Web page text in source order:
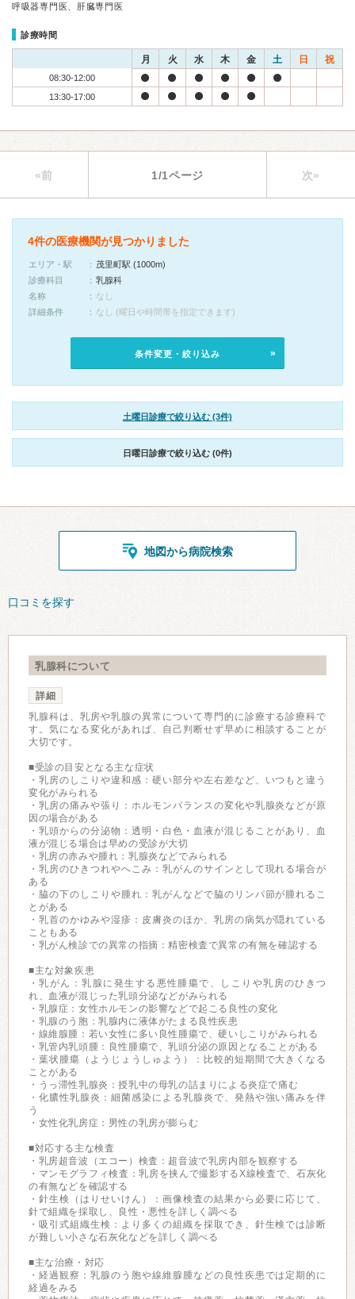
呼吸器専門医、肝臓専門医
診療時間
月 火 水 木 金 土 日 祝
08:30-12:00
13:30-17:00
«前 1/1ページ 次»
4件の医療機関が見つかりました
エリア・駅
茂里町駅 (1000m)
診療科目
乳腺科
名称
なし
詳細条件
なし (曜日や時間帯を指定できます)
条件変更・絞り込み
土曜日診療で絞り込む (3件)
日曜日診療で絞り込む (0件)
地図から病院検索
口コミを探す
乳腺科について
詳細
乳腺科は、乳房や乳腺の異常について専門的に診療する診療科で
す。気になる変化があれば、自己判断せず早めに相談することが
大切です。
■受診の目安となる主な症状
・乳房のしこりや違和感：硬い部分や左右差など、いつもと違う
変化がみられる
・乳房の痛みや張り：ホルモンバランスの変化や乳腺炎などが原
因の場合がある
・乳頭からの分泌物：透明・白色・血液が混じることがあり、血
液が混じる場合は早めの受診が大切
・乳房の赤みや腫れ：乳腺炎などでみられる
・乳房のひきつれやへこみ：乳がんのサインとして現れる場合が
ある
・脇の下のしこりや腫れ：乳がんなどで脇のリンパ節が腫れるこ
とがある
・乳首のかゆみや湿疹：皮膚炎のほか、乳房の病気が隠れている
こともある
・乳がん検診での異常の指摘：精密検査で異常の有無を確認する
■主な対象疾患
・乳がん：乳腺に発生する悪性腫瘍で、しこりや乳房のひきつ
れ、血液が混じった乳頭分泌などがみられる
・乳腺症：女性ホルモンの影響などで起こる良性の変化
・乳腺のう胞：乳腺内に液体がたまる良性疾患
・線維腺腫：若い女性に多い良性腫瘍で、硬いしこりがみられる
・乳管内乳頭腫：良性腫瘍で、乳頭分泌の原因となることがある
・葉状腫瘍（ようじょうしゅよう）：比較的短期間で大きくなる
ことがある
・うっ滞性乳腺炎：授乳中の母乳の詰まりによる炎症で痛む
・化膿性乳腺炎：細菌感染による乳腺炎で、発熱や強い痛みを伴
う
・女性化乳房症：男性の乳房が膨らむ
■対応する主な検査
・乳房超音波（エコー）検査：超音波で乳房内部を観察する
・マンモグラフィ検査：乳房を挟んで撮影するX線検査で、石灰化
の有無などを確認する
・針生検（はりせいけん）：画像検査の結果から必要に応じて、
針で組織を採取し、良性・悪性を詳しく調べる
・吸引式組織生検：より多くの組織を採取でき、針生検では診断
が難しい小さな石灰化などを詳しく調べる
■主な治療・対応
・経過観察：乳腺のう胞や線維腺腫などの良性疾患では定期的に
経過をみる